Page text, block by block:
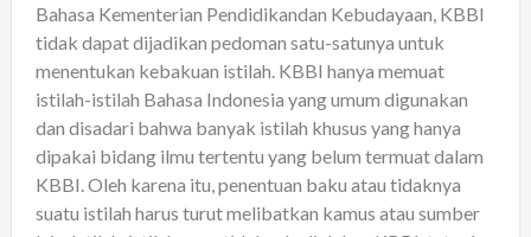
Bahasa Kementerian Pendidikandan Kebudayaan, KBBI
tidak dapat dijadikan pedoman satu-satunya untuk
menentukan kebakuan istilah. KBBI hanya memuat
istilah-istilah Bahasa Indonesia yang umum digunakan
dan disadari bahwa banyak istilah khusus yang hanya
dipakai bidang ilmu tertentu yang belum termuat dalam
KBBI. Oleh karena itu, penentuan baku atau tidaknya
suatu istilah harus turut melibatkan kamus atau sumber